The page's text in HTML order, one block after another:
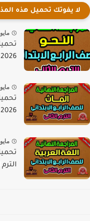
لا يفوتك تحميل هذه
مايو 9, 2026
تحميل
2026
مايو 9, 2026
تحميل
2026
مايو 9, 2026
تحميل
الترم